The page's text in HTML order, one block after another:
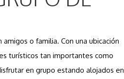
o familia. Con una ubicación
turísticos tan importantes como
en grupo estando alojados en